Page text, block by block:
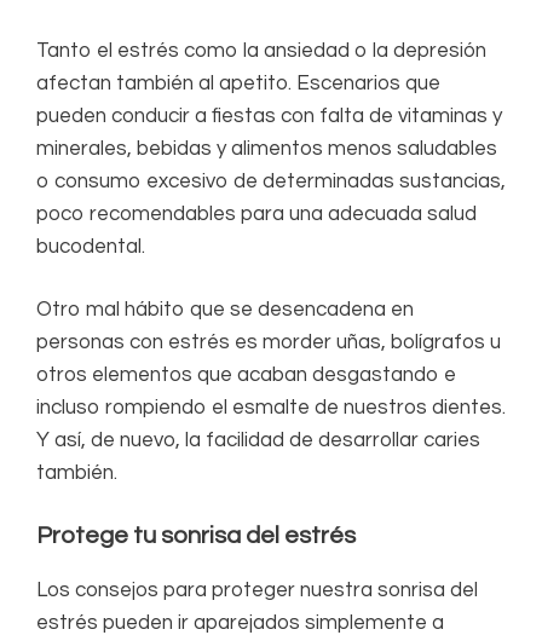
Tanto el estrés como la ansiedad o la depresión
afectan también al apetito. Escenarios que
pueden conducir a fiestas con falta de vitaminas y
minerales, bebidas y alimentos menos saludables
o consumo excesivo de determinadas sustancias,
poco recomendables para una adecuada salud
bucodental.
Otro mal hábito que se desencadena en
personas con estrés es morder uñas, bolígrafos u
otros elementos que acaban desgastando e
incluso rompiendo el esmalte de nuestros dientes.
Y así, de nuevo, la facilidad de desarrollar caries
también.
Protege tu sonrisa del estrés
Los consejos para proteger nuestra sonrisa del
estrés pueden ir aparejados simplemente a